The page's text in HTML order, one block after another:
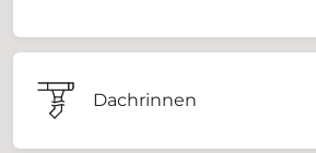
Dachrinnen